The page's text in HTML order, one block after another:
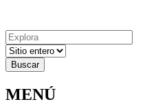
Resultados
para
MENÚ